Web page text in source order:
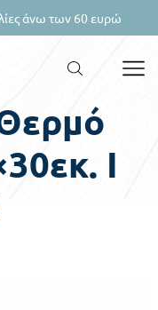
άνω των 60 ευρώ
I